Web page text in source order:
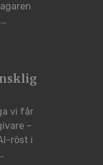
vi får
–
röst i